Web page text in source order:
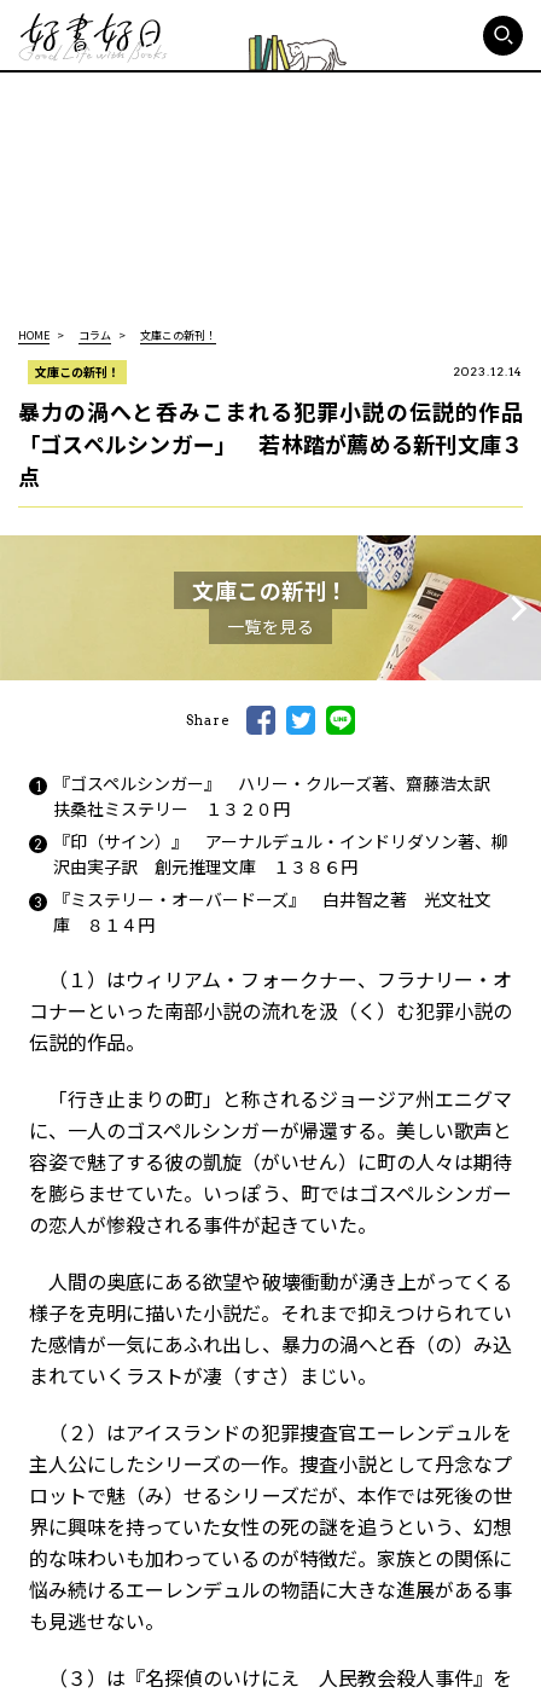
HOME コラム 文庫この新刊！
文庫この新刊！ 2023.12.14
暴力の渦へと呑みこまれる犯罪小説の伝説的作品
「ゴスペルシンガー」 若林踏が薦める新刊文庫３
点
文庫この新刊！
一覧を見る
Share
『ゴスペルシンガー』 ハリー・クルーズ著、齋藤浩太訳
扶桑社ミステリー １３２０円
『印（サイン）』 アーナルデュル・インドリダソン著、柳
沢由実子訳 創元推理文庫 １３８６円
『ミステリー・オーバードーズ』 白井智之著 光文社文
庫 ８１４円
（１）はウィリアム・フォークナー、フラナリー・オ
コナーといった南部小説の流れを汲（く）む犯罪小説の
伝説的作品。
「行き止まりの町」と称されるジョージア州エニグマ
に、一人のゴスペルシンガーが帰還する。美しい歌声と
容姿で魅了する彼の凱旋（がいせん）に町の人々は期待
を膨らませていた。いっぽう、町ではゴスペルシンガー
の恋人が惨殺される事件が起きていた。
人間の奥底にある欲望や破壊衝動が湧き上がってくる
様子を克明に描いた小説だ。それまで抑えつけられてい
た感情が一気にあふれ出し、暴力の渦へと呑（の）み込
まれていくラストが凄（すさ）まじい。
（２）はアイスランドの犯罪捜査官エーレンデュルを
主人公にしたシリーズの一作。捜査小説として丹念なプ
ロットで魅（み）せるシリーズだが、本作では死後の世
界に興味を持っていた女性の死の謎を追うという、幻想
的な味わいも加わっているのが特徴だ。家族との関係に
悩み続けるエーレンデュルの物語に大きな進展がある事
も見逃せない。
（３）は『名探偵のいけにえ 人民教会殺人事件』を